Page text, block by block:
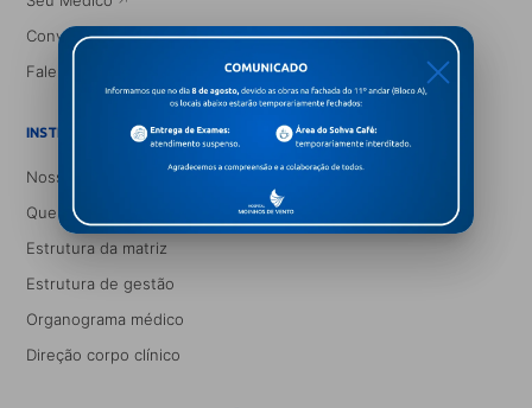
Convênios
Fale conosco
INSTITUCIONAL
Nossa história
Quem somos
Estrutura da matriz
Estrutura de gestão
Organograma médico
Direção corpo clínico
X